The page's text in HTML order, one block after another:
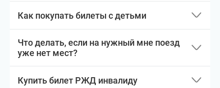
Как покупать билеты с детьми
Что делать, если на нужный мне поезд
уже нет мест?
Купить билет РЖД инвалиду